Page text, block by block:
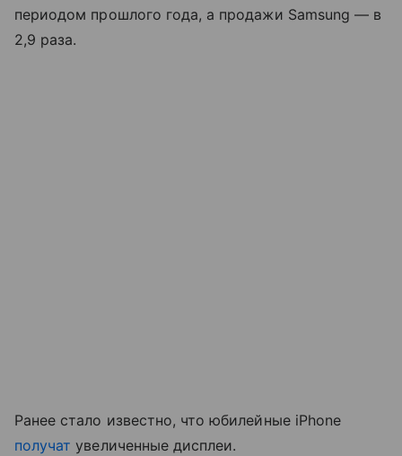
периодом прошлого года, а продажи Samsung — в
2,9 раза.
Ранее стало известно, что юбилейные iPhone
получат увеличенные дисплеи.